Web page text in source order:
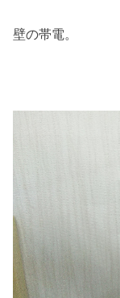
壁の帯電。